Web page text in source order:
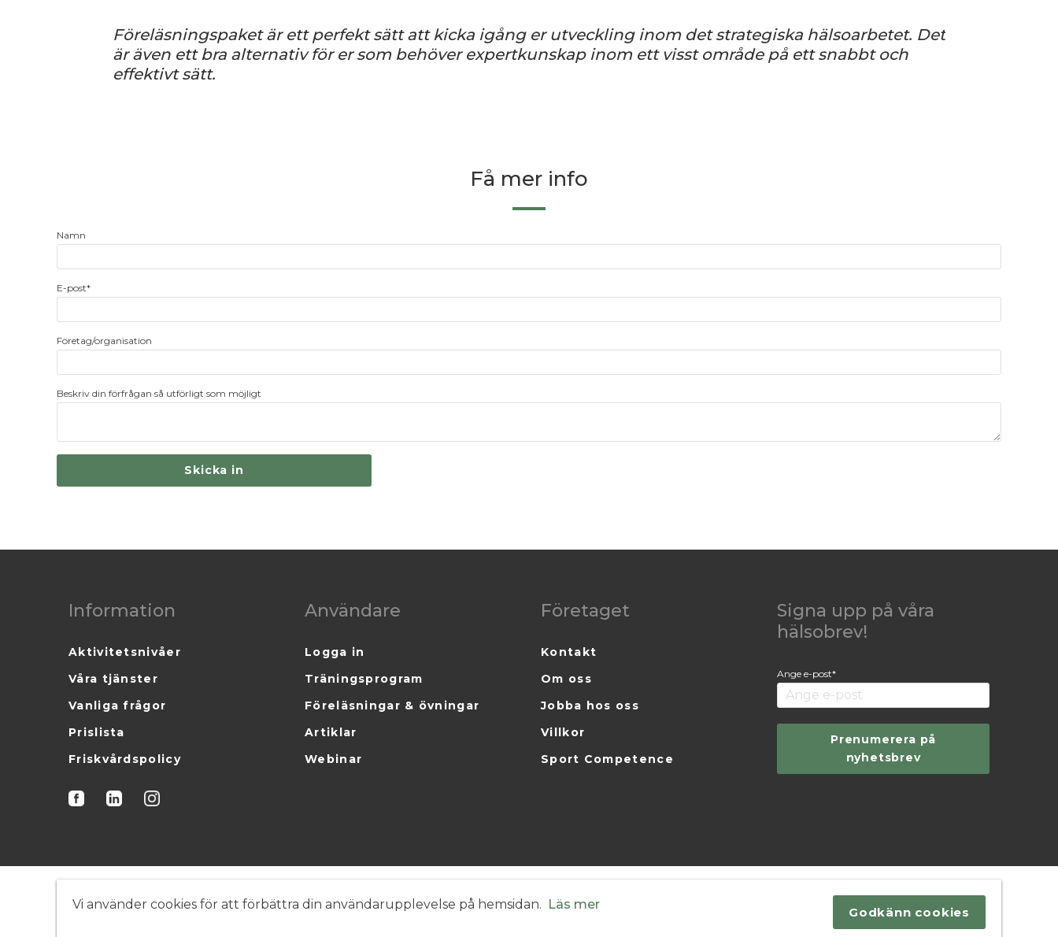
Föreläsningspaket är ett perfekt sätt att kicka igång er utveckling inom det strategiska hälsoarbetet. Det
är även ett bra alternativ för er som behöver expertkunskap inom ett visst område på ett snabbt och
effektivt sätt.
Få mer info
Namn
E-post*
Företag/organisation
Beskriv din förfrågan så utförligt som möjligt
Information
Aktivitetsnivåer
Våra tjänster
Vanliga frågor
Prislista
Friskvårdspolicy
Användare
Logga in
Träningsprogram
Föreläsningar & övningar
Artiklar
Webinar
Företaget
Kontakt
Om oss
Jobba hos oss
Villkor
Sport Competence
Signa upp på våra
hälsobrev!
Ange e-post*
Prenumerera på
nyhetsbrev
Vi använder cookies för att förbättra din användarupplevelse på hemsidan. Läs mer
Godkänn cookies